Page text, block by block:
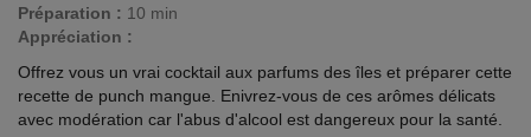
Préparation : 10 min
Appréciation :
Offrez vous un vrai cocktail aux parfums des îles et préparer cette
recette de punch mangue. Enivrez-vous de ces arômes délicats
avec modération car l'abus d'alcool est dangereux pour la santé.